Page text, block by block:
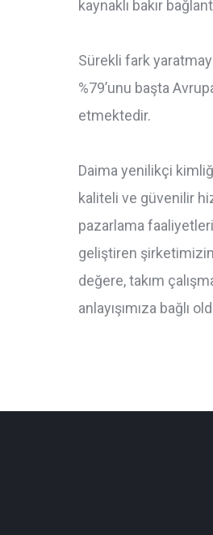
kaynaklı bakır
Sürekli fark
%79’unu başta
etmektedir.
Daima yenilikçi
kaliteli ve güvenilir
pazarlama
geliştiren şirketimizin
değere, takım
anlayışımıza bağlı